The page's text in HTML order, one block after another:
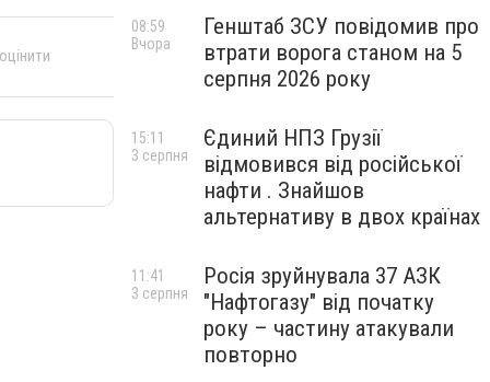
Генштаб ЗСУ повідомив про
втрати ворога станом на 5
серпня 2026 року
08:59
Вчора
Єдиний НПЗ Грузії
відмовився від російської
нафти . Знайшов
альтернативу в двох країнах
15:11
3 серпня
Росія зруйнувала 37 АЗК
"Нафтогазу" від початку
року – частину атакували
повторно
11:41
3 серпня